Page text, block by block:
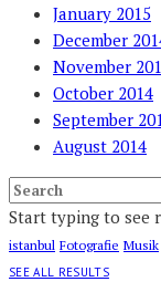
January 2015
December
November
October 2014
September
August 2014
Start typing to see
istanbul Fotografie Musik
SEE ALL RESULTS